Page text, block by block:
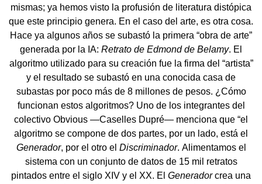
mismas; ya hemos visto la profusión de literatura distópica
que este principio genera. En el caso del arte, es otra cosa.
Hace ya algunos años se subastó la primera “obra de arte”
generada por la IA: Retrato de Edmond de Belamy. El
algoritmo utilizado para su creación fue la firma del “artista”
y el resultado se subastó en una conocida casa de
subastas por poco más de 8 millones de pesos. ¿Cómo
funcionan estos algoritmos? Uno de los integrantes del
colectivo Obvious —Caselles Dupré— menciona que “el
algoritmo se compone de dos partes, por un lado, está el
Generador, por el otro el Discriminador. Alimentamos el
sistema con un conjunto de datos de 15 mil retratos
pintados entre el siglo XIV y el XX. El Generadorcrea una